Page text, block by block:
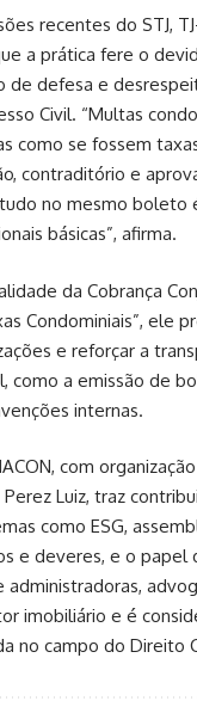
recentes do STJ,
a prática fere o
de defesa e
Civil. “Multas
como se fossem
contraditório e
no mesmo boleto
básicas”, afirma.
da Cobrança
Condominiais”, ele
e reforçar a
como a emissão de
internas.
com
Luiz, traz
como ESG,
e deveres, e o papel
administradoras,
imobiliário e é
no campo do Direito